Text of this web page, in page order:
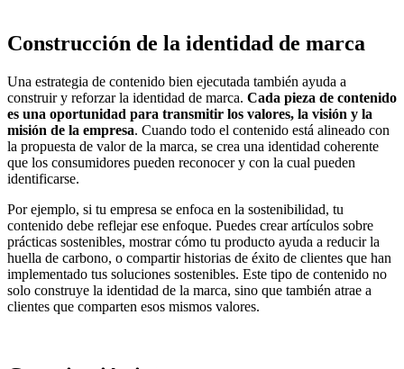
Construcción de la identidad de marca
Una estrategia de contenido bien ejecutada también ayuda a
construir y reforzar la identidad de marca. Cada pieza de contenido
es una oportunidad para transmitir los valores, la visión y la
misión de la empresa. Cuando todo el contenido está alineado con
la propuesta de valor de la marca, se crea una identidad coherente
que los consumidores pueden reconocer y con la cual pueden
identificarse.
Por ejemplo, si tu empresa se enfoca en la sostenibilidad, tu
contenido debe reflejar ese enfoque. Puedes crear artículos sobre
prácticas sostenibles, mostrar cómo tu producto ayuda a reducir la
huella de carbono, o compartir historias de éxito de clientes que han
implementado tus soluciones sostenibles. Este tipo de contenido no
solo construye la identidad de la marca, sino que también atrae a
clientes que comparten esos mismos valores.